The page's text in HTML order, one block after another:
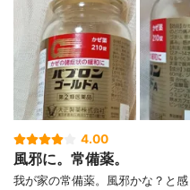
4.00
風邪に。常備薬。
我が家の常備薬。風邪かな？と